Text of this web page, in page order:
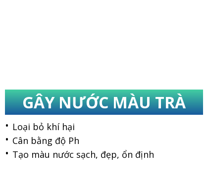
GÂY NƯỚC MÀU TRÀ
Loại bỏ khí hại
Cân bằng độ Ph
Tạo màu nước sạch, đẹp, ổn định